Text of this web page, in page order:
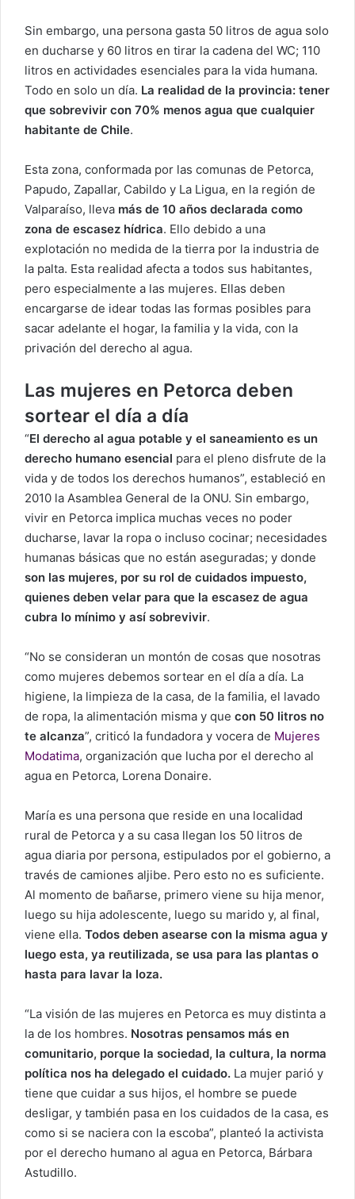
Sin embargo, una persona gasta 50 litros de agua solo
en ducharse y 60 litros en tirar la cadena del WC; 110
litros en actividades esenciales para la vida humana.
Todo en solo un día. La realidad de la provincia: tener
que sobrevivir con 70% menos agua que cualquier
habitante de Chile.
Esta zona, conformada por las comunas de Petorca,
Papudo, Zapallar, Cabildo y La Ligua, en la región de
Valparaíso, lleva más de 10 años declarada como
zona de escasez hídrica. Ello debido a una
explotación no medida de la tierra por la industria de
la palta. Esta realidad afecta a todos sus habitantes,
pero especialmente a las mujeres. Ellas deben
encargarse de idear todas las formas posibles para
sacar adelante el hogar, la familia y la vida, con la
privación del derecho al agua.
Las mujeres en Petorca deben
sortear el día a día
“El derecho al agua potable y el saneamiento es un
derecho humano esencial para el pleno disfrute de la
vida y de todos los derechos humanos”, estableció en
2010 la Asamblea General de la ONU. Sin embargo,
vivir en Petorca implica muchas veces no poder
ducharse, lavar la ropa o incluso cocinar; necesidades
humanas básicas que no están aseguradas; y donde
son las mujeres, por su rol de cuidados impuesto,
quienes deben velar para que la escasez de agua
cubra lo mínimo y así sobrevivir.
“No se consideran un montón de cosas que nosotras
como mujeres debemos sortear en el día a día. La
higiene, la limpieza de la casa, de la familia, el lavado
de ropa, la alimentación misma y que con 50 litros no
te alcanza”, criticó la fundadora y vocera de Mujeres
Modatima, organización que lucha por el derecho al
agua en Petorca, Lorena Donaire.
María es una persona que reside en una localidad
rural de Petorca y a su casa llegan los 50 litros de
agua diaria por persona, estipulados por el gobierno, a
través de camiones aljibe. Pero esto no es suficiente.
Al momento de bañarse, primero viene su hija menor,
luego su hija adolescente, luego su marido y, al final,
viene ella. Todos deben asearse con la misma agua y
luego esta, ya reutilizada, se usa para las plantas o
hasta para lavar la loza.
“La visión de las mujeres en Petorca es muy distinta a
la de los hombres. Nosotras pensamos más en
comunitario, porque la sociedad, la cultura, la norma
política nos ha delegado el cuidado. La mujer parió y
tiene que cuidar a sus hijos, el hombre se puede
desligar, y también pasa en los cuidados de la casa, es
como si se naciera con la escoba”, planteó la activista
por el derecho humano al agua en Petorca, Bárbara
Astudillo.